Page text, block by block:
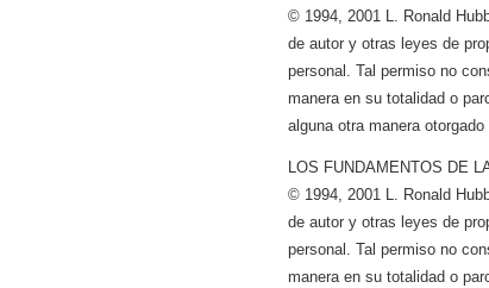
© 1994, 2001 L. Ronald
de autor y otras leyes de
personal. Tal permiso no
manera en su totalidad o
alguna otra manera
LOS FUNDAMENTOS DE
© 1994, 2001 L. Ronald
de autor y otras leyes de
personal. Tal permiso no
manera en su totalidad o